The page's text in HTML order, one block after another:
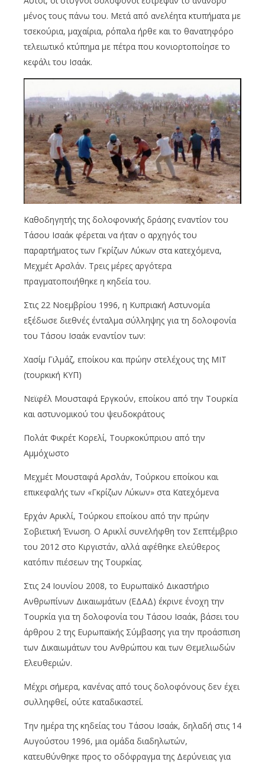
μένος τους πάνω του. Μετά από ανελέητα κτυπήματα με
τσεκούρια, μαχαίρια, ρόπαλα ήρθε και το θανατηφόρο
τελειωτικό κτύπημα με πέτρα που κονιορτοποίησε το
κεφάλι του Ισαάκ.
Καθοδηγητής της δολοφονικής δράσης εναντίον του
Tάσου Iσαάκ φέρεται να ήταν ο αρχηγός του
παραρτήματος των Γκρίζων Λύκων στα κατεχόμενα,
Mεχμέτ Aρσλάν. Τρεις μέρες αργότερα
πραγματοποιήθηκε η κηδεία του.
Στις 22 Νοεμβρίου 1996, η Κυπριακή Αστυνομία
εξέδωσε διεθνές ένταλμα σύλληψης για τη δολοφονία
του Τάσου Ισαάκ εναντίον των:
Χασίμ Γιλμάζ, εποίκου και πρώην στελέχους της ΜΙΤ
(τουρκική ΚΥΠ)
Νεϊφέλ Μουσταφά Εργκούν, εποίκου από την Τουρκία
και αστυνομικού του ψευδοκράτους
Πολάτ Φικρέτ Κορελί, Τουρκοκύπριου από την
Αμμόχωστο
Μεχμέτ Μουσταφά Αρσλάν, Τούρκου εποίκου και
επικεφαλής των «Γκρίζων Λύκων» στα Κατεχόμενα
Ερχάν Αρικλί, Τούρκου εποίκου από την πρώην
Σοβιετική Ένωση. Ο Αρικλί συνελήφθη τον Σεπτέμβριο
του 2012 στο Κιργιστάν, αλλά αφέθηκε ελεύθερος
κατόπιν πιέσεων της Τουρκίας.
Στις 24 Ιουνίου 2008, το Ευρωπαϊκό Δικαστήριο
Ανθρωπίνων Δικαιωμάτων (ΕΔΑΔ) έκρινε ένοχη την
Τουρκία για τη δολοφονία του Τάσου Ισαάκ, βάσει του
άρθρου 2 της Ευρωπαϊκής Σύμβασης για την προάσπιση
των Δικαιωμάτων του Ανθρώπου και των Θεμελιωδών
Ελευθεριών.
Μέχρι σήμερα, κανένας από τους δολοφόνους δεν έχει
συλληφθεί, ούτε καταδικαστεί.
Την ημέρα της κηδείας του Τάσου Ισαάκ, δηλαδή στις 14
Αυγούστου 1996, μια ομάδα διαδηλωτών,
κατευθύνθηκε προς το οδόφραγμα της Δερύνειας για